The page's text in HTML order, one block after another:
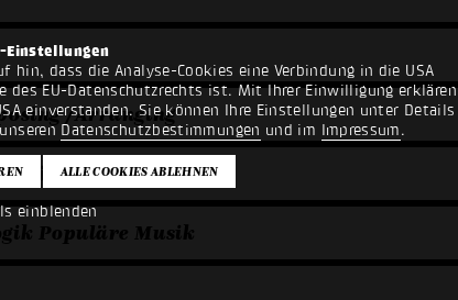
Einstellungen
hin, dass die Analyse-Cookies eine Verbindung in die USA
EU-Datenschutzrechts ist. Mit Ihrer Einwilligung erklären
einverstanden. Sie können Ihre Einstellungen unter Details
Datenschutzbestimmungen und im Impressum.
einblenden
/Arranging
Prüfung
Populäre Musik